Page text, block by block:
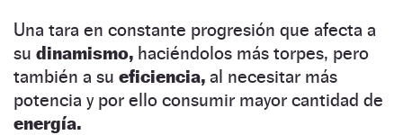
Una tara en constante progresión que afecta a
su dinamismo, haciéndolos más torpes, pero
también a su eficiencia, al necesitar más
potencia y por ello consumir mayor cantidad de
energía.